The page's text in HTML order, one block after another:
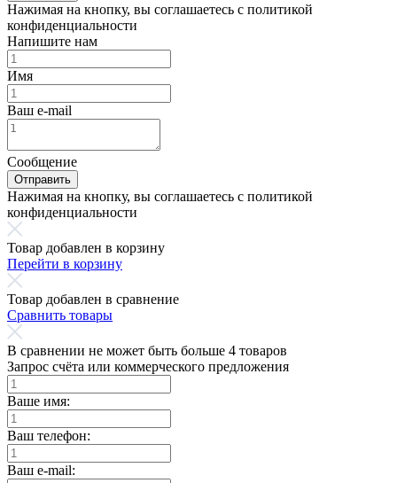
Нажимая на кнопку, вы соглашаетесь с политикой
конфиденциальности
Напишите нам
Имя
Ваш e-mail
Сообщение
Отправить
Нажимая на кнопку, вы соглашаетесь с политикой
конфиденциальности
Товар добавлен в корзину
Перейти в корзину
Товар добавлен в сравнение
Сравнить товары
В сравнении не может быть больше 4 товаров
Запрос счёта или коммерческого предложения
Ваше имя:
Ваш телефон:
Ваш e-mail: